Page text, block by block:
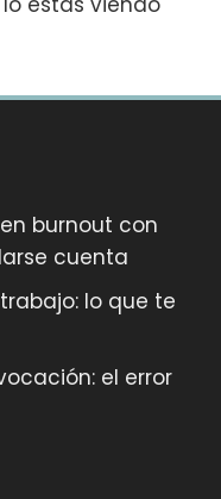
burnout con
cuenta
lo que te
el error